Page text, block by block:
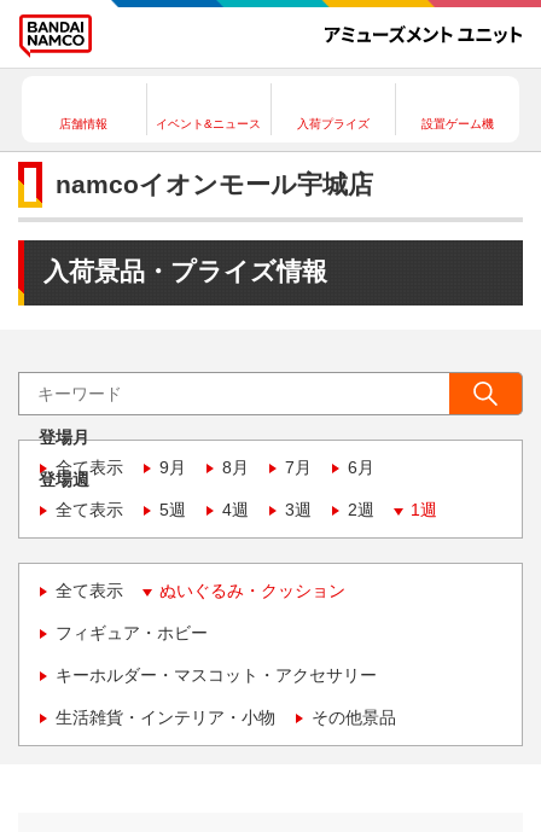
店舗情報 イベント&ニュース 入荷プライズ 設置ゲーム機
namcoイオンモール宇城店
入荷景品・プライズ情報
登場月
全て表示
9月 8月 7月 6月
登場週
全て表示
5週 4週 3週 2週 1週
全て表示 ぬいぐるみ・クッション
フィギュア・ホビー
キーホルダー・マスコット・アクセサリー
生活雑貨・インテリア・小物 その他景品